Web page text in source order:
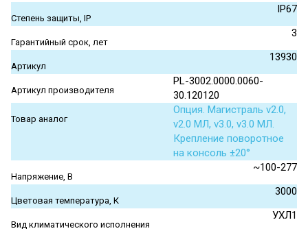
Степень защиты, IP
IP67
Гарантийный срок, лет
3
Артикул
13930
Артикул производителя
PL-3002.0000.0060-
30.120120
Товар аналог
Опция. Магистраль v2.0,
v2.0 МЛ, v3.0, v3.0 МЛ.
Крепление поворотное
на консоль ±20°
Напряжение, В
~100-277
Цветовая температура, К
3000
Вид климатического исполнения
УХЛ1